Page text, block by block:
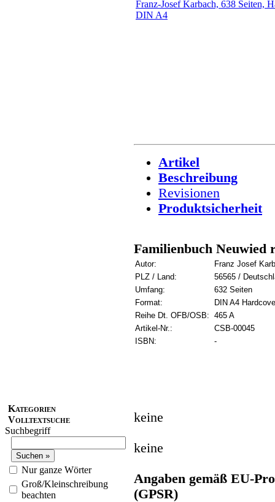
Kategorien
Volltextsuche
Suchbegriff
Nur ganze Wörter
Groß/Kleinschreibung
beachten
Artikel
Beschreibung
Revisionen
Produktsicherheit
Familienbuch Neuwied
Autor:
Franz Josef
PLZ / Land:
56565 /
Umfang:
632 Seiten
Format:
DIN A4
Reihe Dt. OFB/OSB: 465 A
Artikel-Nr.:
CSB-00045
ISBN:
-
keine
keine
Angaben gemäß EU-
(GPSR)